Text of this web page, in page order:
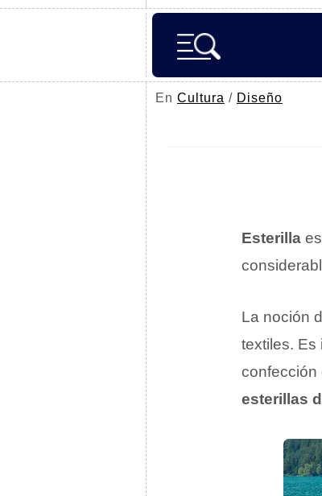
En Cultura / Diseño
Esterilla
La noción
textiles. Es
confección
esterillas